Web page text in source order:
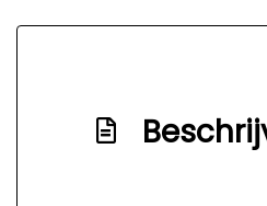
Passagiersairbag